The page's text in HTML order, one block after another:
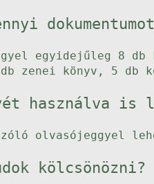
egyidejűleg 8
db zenei könyv, 5
használva is
olvasójeggyel
kölcsönözni?